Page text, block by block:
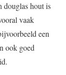
douglas hout is
vaak
een
ook goed